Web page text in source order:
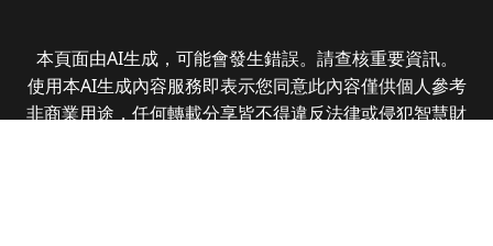
本頁面由AI生成，可能會發生錯誤。請查核重要資訊。
使用本AI生成內容服務即表示您同意此內容僅供個人參考
非商業用途，任何轉載分享皆不得違反法律或侵犯智慧財